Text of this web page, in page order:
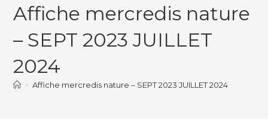
Affiche mercredis nature
– SEPT 2023 JUILLET
2024
> Affiche mercredis nature – SEPT 2023 JUILLET 2024